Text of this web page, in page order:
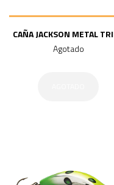
CAÑA JACKSON METAL
Agotado